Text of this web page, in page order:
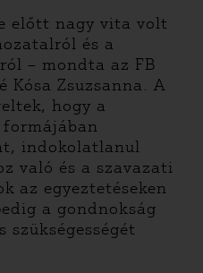
előtt nagy vita volt
és a
– mondta az FB
Kósa Zsuzsanna. A
hogy a
indokolatlanul
való és a szavazati
az egyeztetéseken
a gondnokság
szükségességét